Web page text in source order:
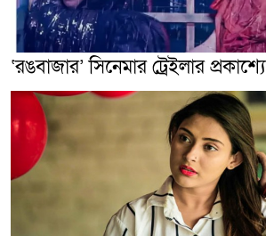
‘রঙবাজার’ সিনেমার ট্রেইলার প্রকাশ্যে